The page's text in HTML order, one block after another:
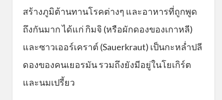
สร้างภูมิต้านทานโรคต่างๆ และอาหารที่ถูกพูด
ถึงกันมาก ได้แก่ กิมจิ (หรือผักดองของเกาหลี)
และซาวเออร์เคราต์ (Sauerkraut) เป็นกะหล่ำปลี
ดองของคนเยอรมัน รวมถึงยังมีอยู่ในโยเกิร์ต
และนมเปรี้ยว